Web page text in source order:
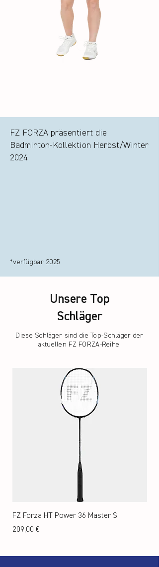
FZ FORZA präsentiert die
Badminton-Kollektion Herbst/Winter
2024
*verfügbar 2025
Unsere Top
Schläger
Diese Schläger sind die Top-Schläger der
aktuellen FZ FORZA-Reihe.
FZ Forza HT Power 36 Master S
Preis
209,00 €